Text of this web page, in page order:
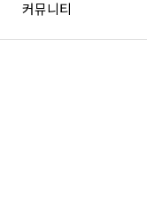
커뮤니티